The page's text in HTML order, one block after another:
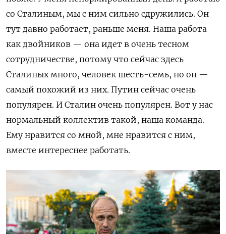
со Сталиным, мы с ним сильно сдружились. Он
тут давно работает, раньше меня. Наша работа
как двойников — она идет в очень тесном
сотрудничестве, потому что сейчас здесь
Сталиных много, человек шесть-семь, но он —
самый похожий из них. Путин сейчас очень
популярен. И Сталин очень популярен. Вот у нас
нормальный коллектив такой, наша команда.
Ему нравится со мной, мне нравится с ним,
вместе интереснее работать.